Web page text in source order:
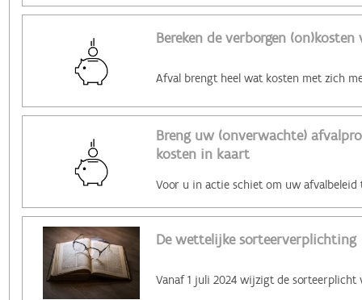
Bereken de verborgen
Breng uw (onverwachte)
kosten in kaart
De wettelijke sorteerverplichting